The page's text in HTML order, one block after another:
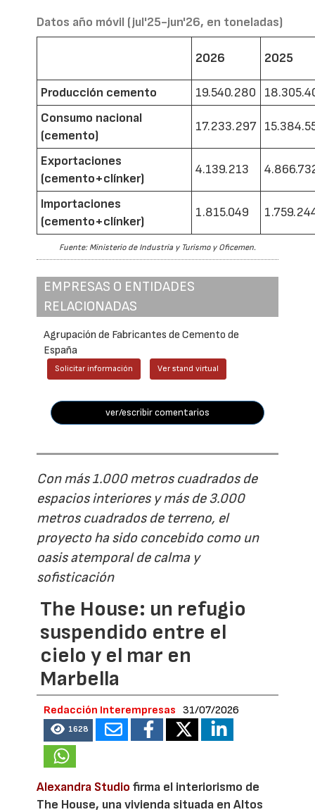
Datos año móvil (jul'25-jun'26, en toneladas)
2026 2025
Producción cemento 19.540.280
Consumo nacional
(cemento)
17.233.297
Exportaciones
(cemento+clínker)
4.139.213
Importaciones
(cemento+clínker)
1.815.049
Fuente: Ministerio de Industria y Turismo y Oficemen.
EMPRESAS O ENTIDADES
RELACIONADAS
Agrupación de Fabricantes de Cemento de
España
Solicitar información Ver stand virtual
ver/escribir comentarios
Con más 1.000 metros cuadrados de
espacios interiores y más de 3.000
metros cuadrados de terreno, el
proyecto ha sido concebido como un
oasis atemporal de calma y
sofisticación
The House: un refugio
suspendido entre el
cielo y el mar en
Marbella
Redacción Interempresas 31/07/2026
1628
Alexandra Studio firma el interiorismo de
The House, una vivienda situada en Altos